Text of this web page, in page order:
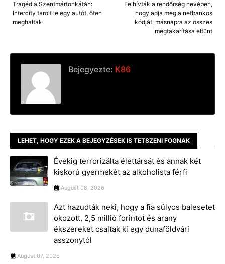
Felhívták a rendőrség nevében,
hogy adja meg a netbankos
kódját, másnapra az összes
megtakarítása eltűnt
Tragédia Szentmártonkátán:
Intercity tarolt le egy autót, öten
meghaltak
Bejegyezte: K86
LEHET, HOGY EZEK A BEJEGYZÉSEK IS TETSZENI FOGNAK
Évekig terrorizálta élettársát és annak két
kiskorú gyermekét az alkoholista férfi
August 08, 2026
Azt hazudták neki, hogy a fia súlyos balesetet
okozott, 2,5 millió forintot és arany
ékszereket csaltak ki egy dunaföldvári
asszonytól
August 07, 2026